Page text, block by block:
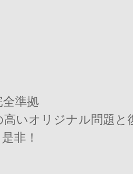
準拠
いオリジナル問題と
非！